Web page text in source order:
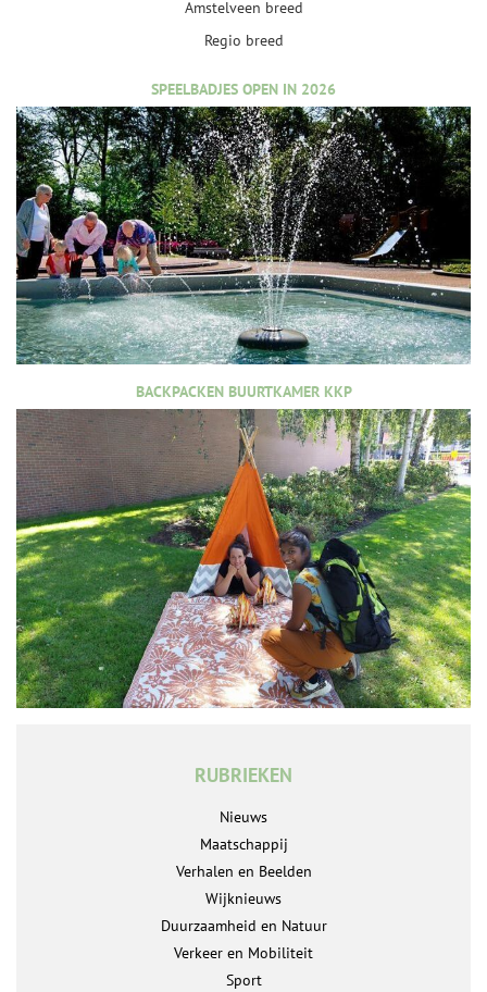
Amstelveen breed
Regio breed
SPEELBADJES OPEN IN 2026
BACKPACKEN BUURTKAMER KKP
RUBRIEKEN
Nieuws
Maatschappij
Verhalen en Beelden
Wijknieuws
Duurzaamheid en Natuur
Verkeer en Mobiliteit
Sport